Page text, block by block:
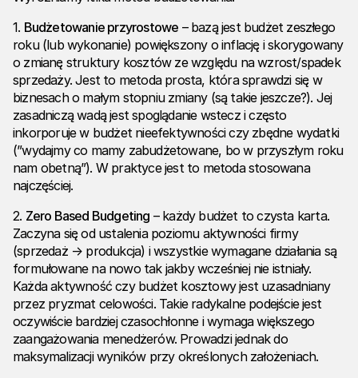
1. Budżetowanie przyrostowe – bazą jest budżet zeszłego
roku (lub wykonanie) powiększony o inflację i skorygowany
o zmianę struktury kosztów ze względu na wzrost/spadek
sprzedaży. Jest to metoda prosta, która sprawdzi się w
biznesach o małym stopniu zmiany (są takie jeszcze?). Jej
zasadniczą wadą jest spoglądanie wstecz i często
inkorporuje w budżet nieefektywności czy zbędne wydatki
(”wydajmy co mamy zabudżetowane, bo w przyszłym roku
nam obetną”). W praktyce jest to metoda stosowana
najczęściej.
2. Zero Based Budgeting – każdy budżet to czysta karta.
Zaczyna się od ustalenia poziomu aktywności firmy
(sprzedaż → produkcja) i wszystkie wymagane działania są
formułowane na nowo tak jakby wcześniej nie istniały.
Każda aktywność czy budżet kosztowy jest uzasadniany
przez pryzmat celowości. Takie radykalne podejście jest
oczywiście bardziej czasochłonne i wymaga większego
zaangażowania menedżerów. Prowadzi jednak do
maksymalizacji wyników przy określonych założeniach.